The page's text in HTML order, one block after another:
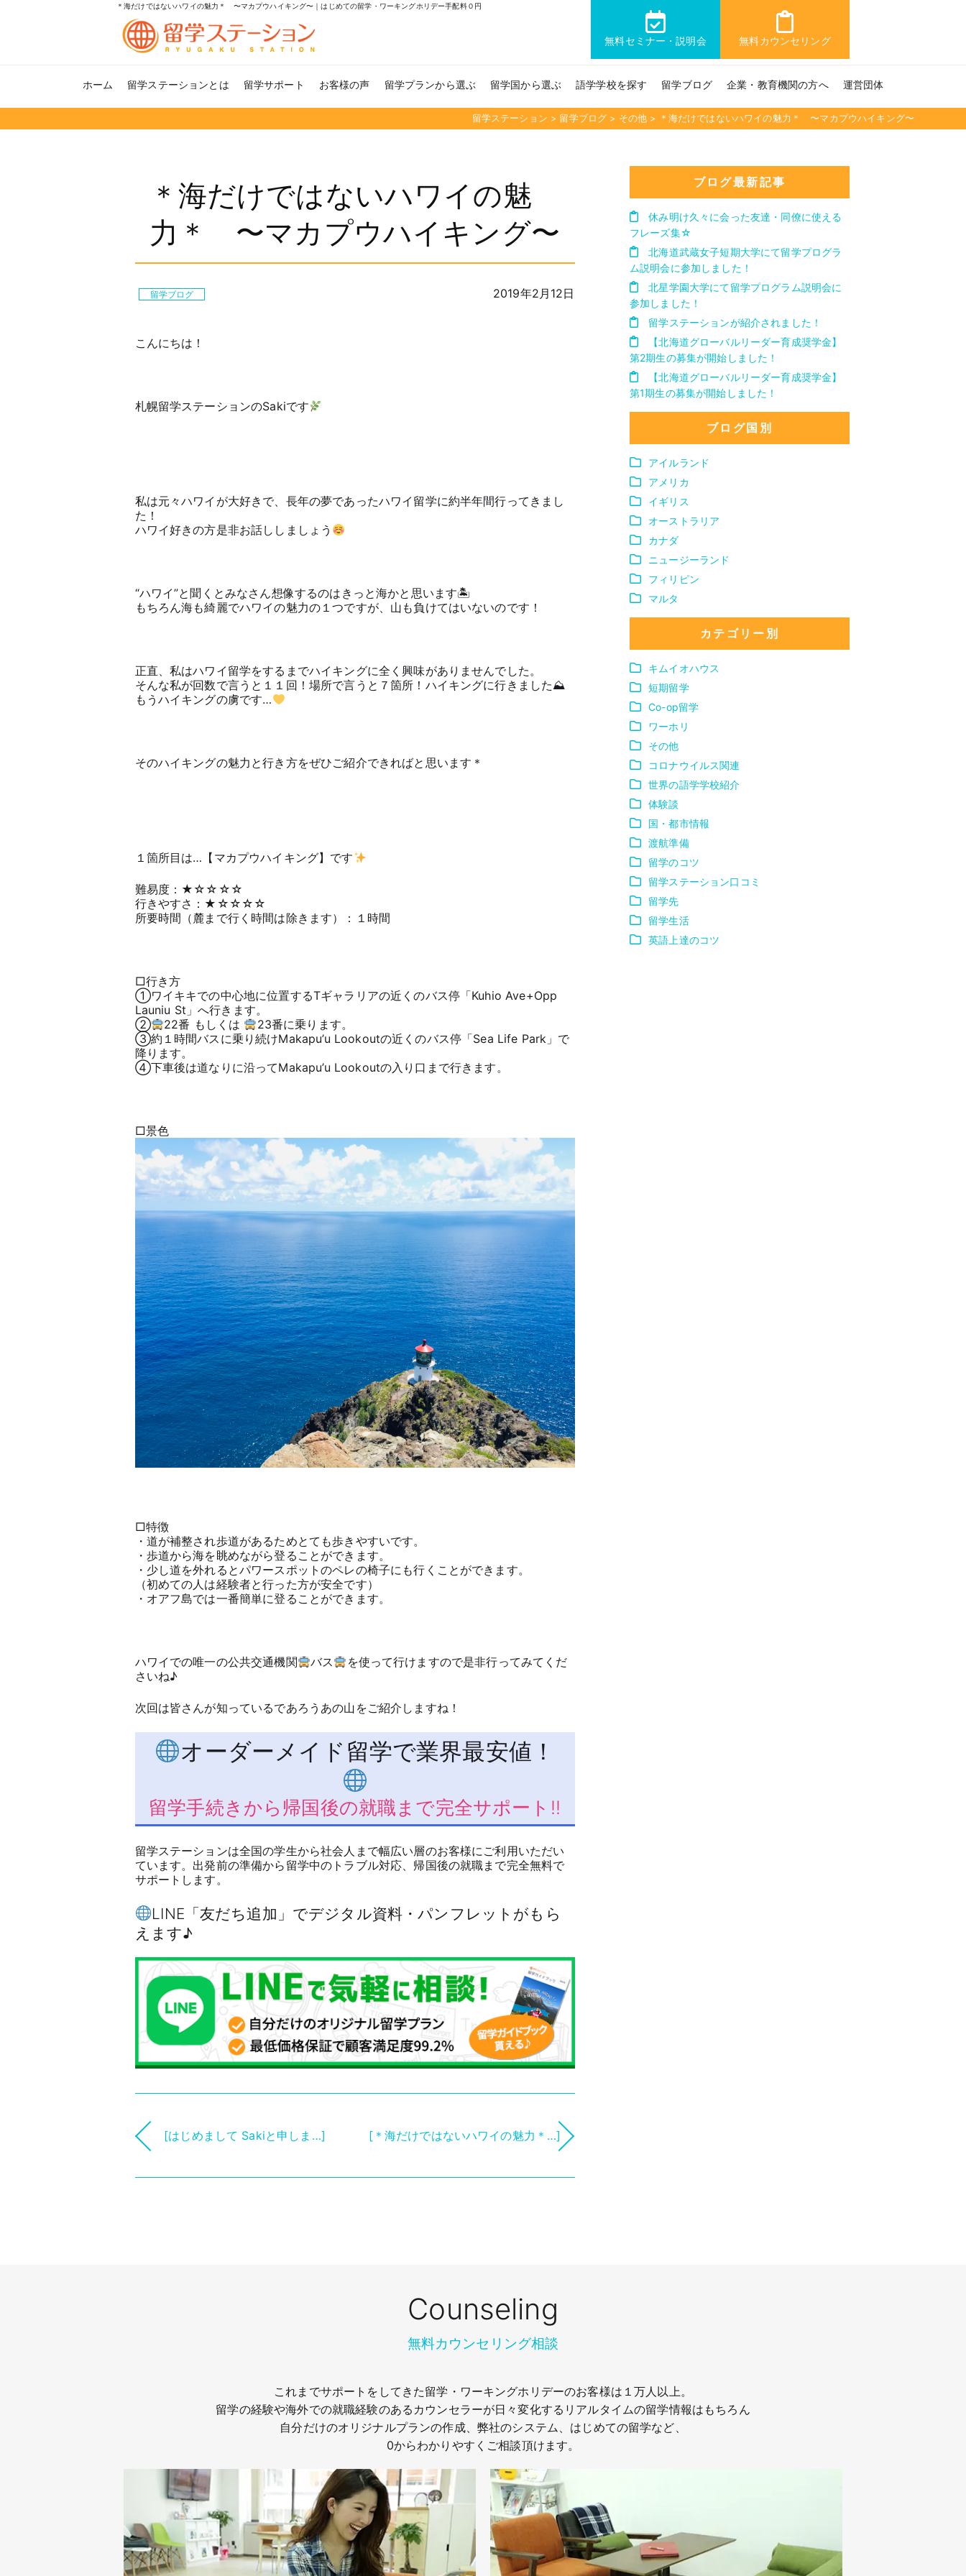
＊海だけではないハワイの魅力＊ 〜マカプウハイキング〜｜はじめての留学・ワーキングホリデー手配料０円
無料セミナー・説明会 無料カウンセリング
ホーム 留学ステーションとは 留学サポート お客様の声 留学プランから選ぶ 留学国から選ぶ 語学学校を探す 留学ブログ 企業・教育機関の方へ 運営団体
留学ステーション > 留学ブログ > その他 > ＊海だけではないハワイの魅力＊ 〜マカプウハイキング〜
＊海だけではないハワイの魅
力＊ 〜マカプウハイキング〜
留学ブログ 2019年2月12日
こんにちは！
札幌留学ステーションのSakiです
私は元々ハワイが大好きで、長年の夢であったハワイ留学に約半年間行ってきまし
た！
ハワイ好きの方是非お話ししましょう
“ハワイ”と聞くとみなさん想像するのはきっと海かと思います🏝
もちろん海も綺麗でハワイの魅力の１つですが、山も負けてはいないのです！
正直、私はハワイ留学をするまでハイキングに全く興味がありませんでした。
そんな私が回数で言うと１１回！場所で言うと７箇所！ハイキングに行きました⛰
もうハイキングの虜です…
そのハイキングの魅力と行き方をぜひご紹介できればと思います＊
１箇所目は…【マカプウハイキング】です
難易度：★☆☆☆☆
行きやすさ：★☆☆☆☆
所要時間（麓まで行く時間は除きます）：１時間
□行き方
①ワイキキでの中心地に位置するTギャラリアの近くのバス停「Kuhio Ave+Opp
Launiu St」へ行きます。
②
22番 もしくは
23番に乗ります。
③約１時間バスに乗り続けMakapu’u Lookoutの近くのバス停「Sea Life Park」で
降ります。
④下車後は道なりに沿ってMakapu’u Lookoutの入り口まで行きます。
□景色
□特徴
・道が補整され歩道があるためとても歩きやすいです。
・歩道から海を眺めながら登ることができます。
・少し道を外れるとパワースポットのペレの椅子にも行くことができます。
（初めての人は経験者と行った方が安全です）
・オアフ島では一番簡単に登ることができます。
ハワイでの唯一の公共交通機関 バス
を使って行けますので是非行ってみてくだ
さいね♪
次回は皆さんが知っているであろうあの山をご紹介しますね！
オーダーメイド留学で業界最安値！
留学手続きから帰国後の就職まで完全サポート!!
留学ステーションは全国の学生から社会人まで幅広い層のお客様にご利用いただい
ています。出発前の準備から留学中のトラブル対応、帰国後の就職まで完全無料で
サポートします。
LINE「友だち追加」でデジタル資料・パンフレットがもら
えます♪
[はじめまして Sakiと申しま…] [＊海だけではないハワイの魅力＊…]
ブログ最新記事
休み明け久々に会った友達・同僚に使える
フレーズ集☆
北海道武蔵女子短期大学にて留学プログラ
ム説明会に参加しました！
北星学園大学にて留学プログラム説明会に
参加しました！
留学ステーションが紹介されました！
【北海道グローバルリーダー育成奨学金】
第2期生の募集が開始しました！
【北海道グローバルリーダー育成奨学金】
第1期生の募集が開始しました！
ブログ国別
アイルランド
アメリカ
イギリス
オーストラリア
カナダ
ニュージーランド
フィリピン
マルタ
カテゴリー別
キムイオハウス
短期留学
Co-op留学
ワーホリ
その他
コロナウイルス関連
世界の語学学校紹介
体験談
国・都市情報
渡航準備
留学のコツ
留学ステーション口コミ
留学先
留学生活
英語上達のコツ
Counseling
無料カウンセリング相談
これまでサポートをしてきた留学・ワーキングホリデーのお客様は１万人以上。
留学の経験や海外での就職経験のあるカウンセラーが日々変化するリアルタイムの留学情報はもちろん
自分だけのオリジナルプランの作成、弊社のシステム、はじめての留学など、
0からわかりやすくご相談頂けます。